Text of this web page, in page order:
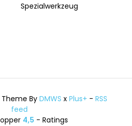
Spezialwerkzeug
ByDMWS xPlus+ -RSS
feed
4,5 - Ratings